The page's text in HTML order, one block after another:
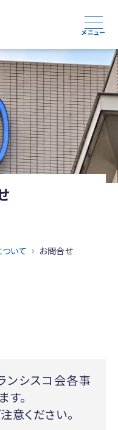
メニュー
いて お問合せ
ンシスコ会各事
。
意ください。